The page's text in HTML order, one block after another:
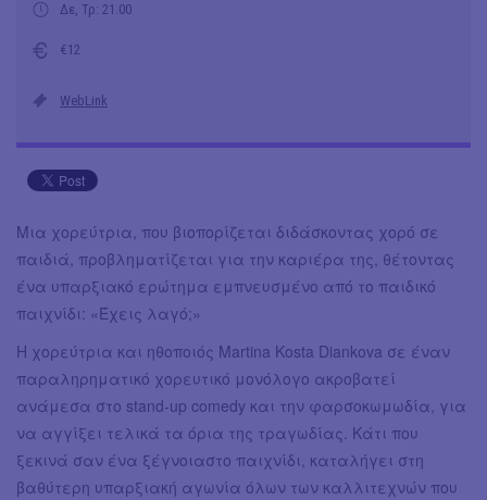
Δε, Τρ: 21.00
€12
WebLink
Μια χορεύτρια, που βιοπορίζεται διδάσκοντας χορό σε
παιδιά, προβληματίζεται για την καριέρα της, θέτοντας
ένα υπαρξιακό ερώτημα εμπνευσμένο από το παιδικό
παιχνίδι: «Έχεις λαγό;»
Η χορεύτρια και ηθοποιός Martina Kosta Diankova σε έναν
παραληρηματικό χορευτικό μονόλογο ακροβατεί
ανάμεσα στο stand-up comedy και την φαρσοκωμωδία, για
να αγγίξει τελικά τα όρια της τραγωδίας. Κάτι που
ξεκινά σαν ένα ξέγνοιαστο παιχνίδι, καταλήγει στη
βαθύτερη υπαρξιακή αγωνία όλων των καλλιτεχνών που